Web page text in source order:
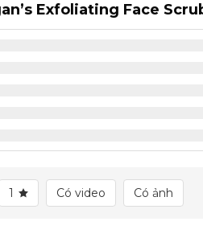
Exfoliating Face
1 Có video Có ảnh